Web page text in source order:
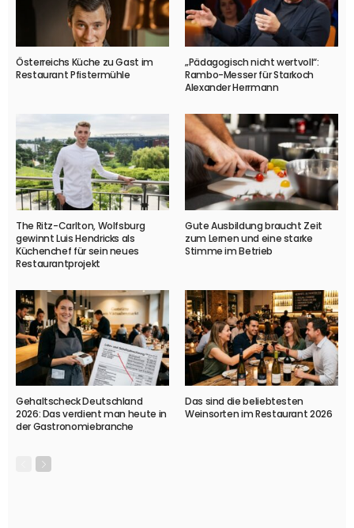
Österreichs Küche zu Gast im
Restaurant Pfistermühle
„Pädagogisch nicht wertvoll“:
Rambo-Messer für Starkoch
Alexander Herrmann
The Ritz-Carlton, Wolfsburg
gewinnt Luis Hendricks als
Küchenchef für sein neues
Restaurantprojekt
Gute Ausbildung braucht Zeit
zum Lernen und eine starke
Stimme im Betrieb
Gehaltscheck Deutschland
2026: Das verdient man heute in
der Gastronomiebranche
Das sind die beliebtesten
Weinsorten im Restaurant 2026